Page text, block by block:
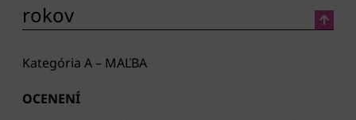
rokov
Kategória A – MAĽBA
OCENENÍ